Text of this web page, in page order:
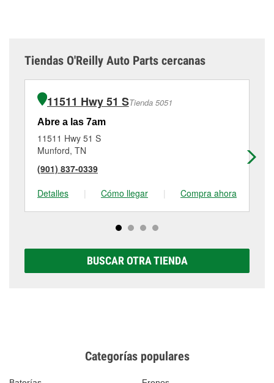
Tiendas O'Reilly Auto Parts cercanas
11511 Hwy 51 STienda 5051
Abre a las 7am
11511 Hwy 51 S
Munford, TN
(901) 837-0339
Detalles
| Cómo llegar | Compra ahora
BUSCAR OTRA TIENDA
Categorías populares